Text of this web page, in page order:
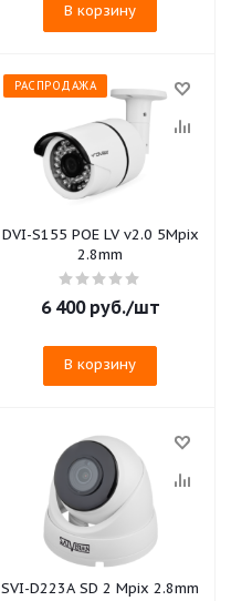
В корзину
РАСПРОДАЖА
DVI-S155 POE LV v2.0 5Mpix
2.8mm
6 400руб./шт
В корзину
SVI-D223A SD 2 Мрix 2.8mm